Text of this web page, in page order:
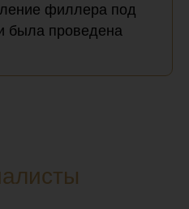
филлера под
была проведена